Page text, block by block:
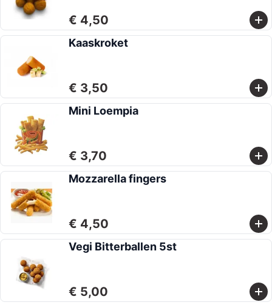
€ 4,50
Kaaskroket
€ 3,50
Mini Loempia
€ 3,70
Mozzarella fingers
€ 4,50
Vegi Bitterballen 5st
€ 5,00